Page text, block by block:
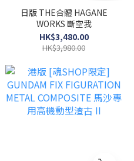
日版 THE合體 HAGANE
WORKS 斷空我
HK$3,480.00
HK$3,980.00